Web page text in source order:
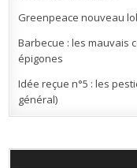
Greenpeace nouveau
Barbecue : les mauvais
épigones
Idée reçue n°5 : les
général)